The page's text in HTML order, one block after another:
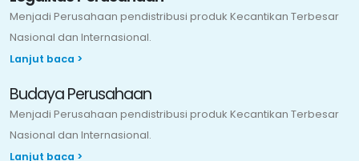
Menjadi Perusahaan pendistribusi produk Kecantikan Terbesar
Nasional dan Internasional.
Budaya Perusahaan
Menjadi Perusahaan pendistribusi produk Kecantikan Terbesar
Nasional dan Internasional.